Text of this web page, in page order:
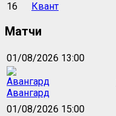
16
Квант
Матчи
01/08/2026 13:00
Авангард
01/08/2026 15:00